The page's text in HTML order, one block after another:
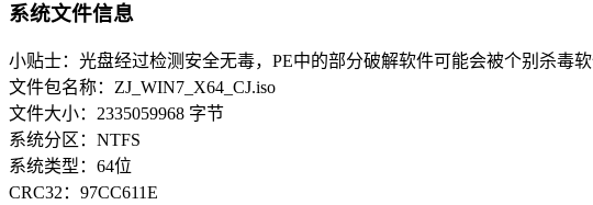
系统文件信息
小贴士：光盘经过检测安全无毒，PE中的部分破解软件可能会被个别杀毒软
文件包名称：ZJ_WIN7_X64_CJ.iso
文件大小：2335059968 字节
系统分区：NTFS
系统类型：64位
CRC32：97CC611E